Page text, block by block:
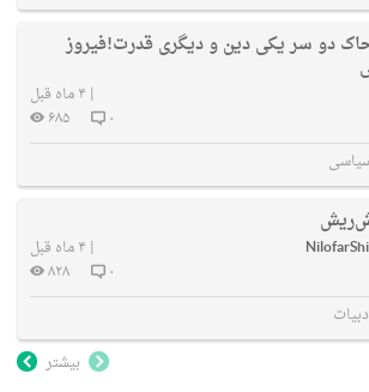
دو سر یکی دین و دیگری قدرت!فیروز
| ۴ ماه قبل
۰
۶۸۵
| ۴ ماه قبل
۰
۸۲۸
بیشتر